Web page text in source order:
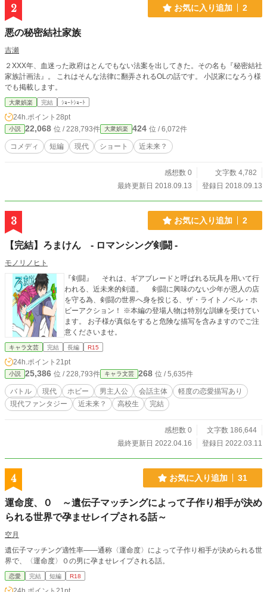
2 お気に入り追加 2
悪の秘密結社家族
吉瀬
２XXX年、血迷った政府はとんでもない法案を出してきた。その名も『秘密結社
家族計画法』。 これはそんな法律に翻弄されるOLの話です。 小説家になろう様
でも掲載します。
大衆娯楽 完結 ｼｮｰﾄｼｮｰﾄ
24h.ポイント 28pt
小説 22,068 位 / 228,793件 大衆娯楽 424 位 / 6,072件
コメディ 短編 現代 ショート 近未来？
感想数 0
文字数 4,782
最終更新日 2018.09.13
登録日 2018.09.13
3 お気に入り追加 2
【完結】ろまけん - ロマンシング剣闘 -
モノリノヒト
『剣闘』 それは、ギアブレードと呼ばれる玩具を用いて行
われる、近未来的剣道。 剣闘に興味のない少年が恩人の店
を守る為、剣闘の世界へ身を投じる、ザ・ライトノベル・ホ
ビーアクション！ ※本編の登場人物は特別な訓練を受けてい
ます。 お子様が真似をすると危険な描写を含みますのでご注
意くださいませ。
キャラ文芸 完結 長編 R15
24h.ポイント 21pt
小説 25,386 位 / 228,793件 キャラ文芸 268 位 / 5,635件
バトル 現代 ホビー 男主人公 会話主体
軽度の恋愛描写あり
現代ファンタジー
近未来？ 高校生 完結
感想数 0
文字数 186,644
最終更新日 2022.04.16
登録日 2022.03.11
4 お気に入り追加 31
運命度、０ ～遺伝子マッチングによって子作り相手が決め
られる世界で孕ませレイプされる話～
空月
遺伝子マッチング適性率――通称〈運命度〉によって子作り相手が決められる世
界で、〈運命度〉０の男に孕ませレイプされる話。
恋愛 完結 短編 R18